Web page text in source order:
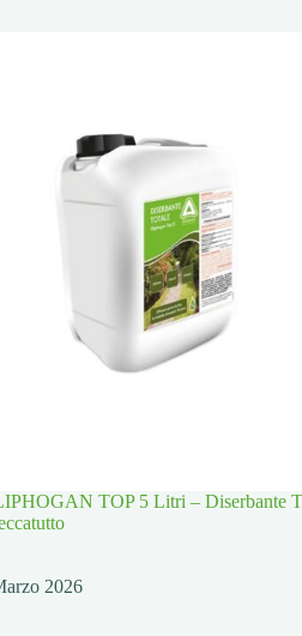
TOP 5 Litri – Diserbante
2026